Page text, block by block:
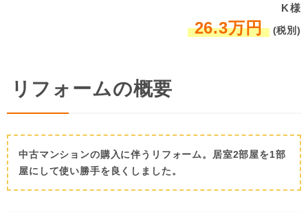
K様
26.3万円 (税別)
リフォームの概要
中古マンションの購入に伴うリフォーム。居室2部屋を1部
屋にして使い勝手を良くしました。